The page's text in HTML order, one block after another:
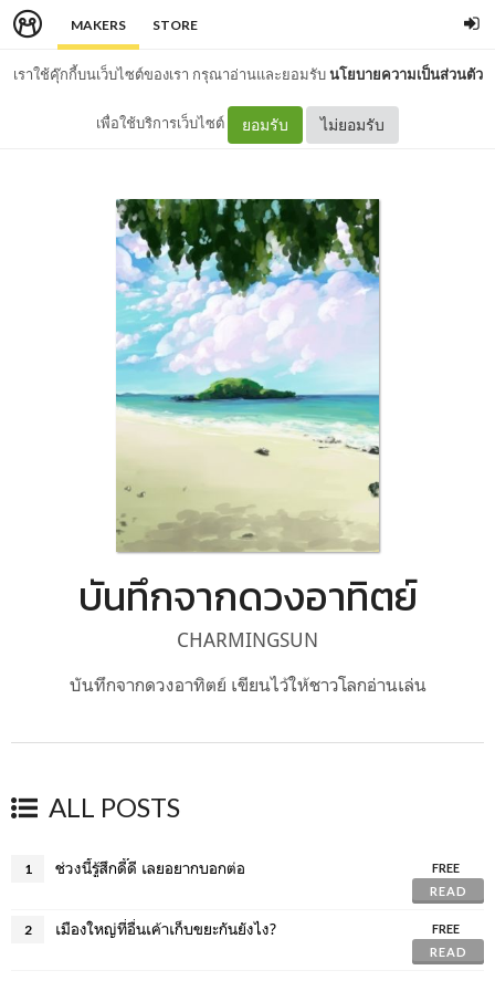
MAKERS STORE
เราใช้คุ๊กกี้บนเว็บไซต์ของเรา กรุณาอ่านและยอมรับนโยบายความเป็นส่วนตัว
เพื่อใช้บริการเว็บไซต์ ยอมรับ ไม่ยอมรับ
บันทึกจากดวงอาทิตย์
CHARMINGSUN
บันทึกจากดวงอาทิตย์ เขียนไว้ให้ชาวโลกอ่านเล่น
ALL POSTS
1 ช่วงนี้รู้สึกดี๊ดี​ เลยอยากบอกต่อ
FREE
READ
2 เมืองใหญ่ที่อื่นเค้าเก็บขยะกันยังไง?
FREE
READ